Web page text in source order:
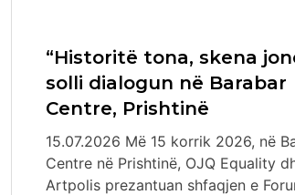
“Historitë tona, skena
solli dialogun në Barabar
Centre, Prishtinë
15.07.2026 Më 15 korrik 2026, në
Centre në Prishtinë, OJQ Equality
Artpolis prezantuan shfaqjen e